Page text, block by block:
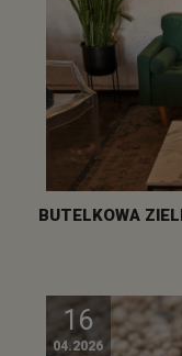
BUTELKOWA
16
04.2026